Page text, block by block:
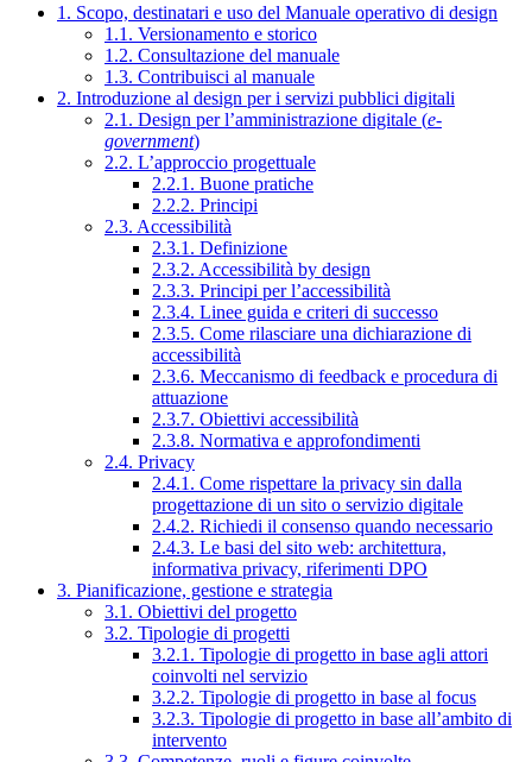
1. Scopo, destinatari e uso del Manuale operativo di design
1.1. Versionamento e storico
1.2. Consultazione del manuale
1.3. Contribuisci al manuale
2. Introduzione al design per i servizi pubblici digitali
2.1. Design per l’amministrazione digitale (e-
government)
2.2. L’approccio progettuale
2.2.1. Buone pratiche
2.2.2. Principi
2.3. Accessibilità
2.3.1. Definizione
2.3.2. Accessibilità by design
2.3.3. Principi per l’accessibilità
2.3.4. Linee guida e criteri di successo
2.3.5. Come rilasciare una dichiarazione di
accessibilità
2.3.6. Meccanismo di feedback e procedura di
attuazione
2.3.7. Obiettivi accessibilità
2.3.8. Normativa e approfondimenti
2.4. Privacy
2.4.1. Come rispettare la privacy sin dalla
progettazione di un sito o servizio digitale
2.4.2. Richiedi il consenso quando necessario
2.4.3. Le basi del sito web: architettura,
informativa privacy, riferimenti DPO
3. Pianificazione, gestione e strategia
3.1. Obiettivi del progetto
3.2. Tipologie di progetti
3.2.1. Tipologie di progetto in base agli attori
coinvolti nel servizio
3.2.2. Tipologie di progetto in base al focus
3.2.3. Tipologie di progetto in base all’ambito di
intervento